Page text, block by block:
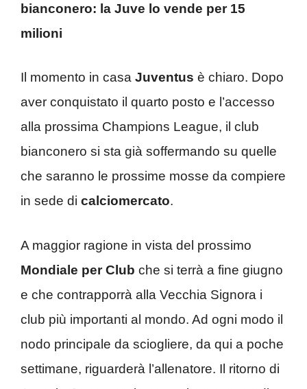
bianconero: la Juve lo vende per 15
milioni
Il momento in casa Juventus è chiaro. Dopo
aver conquistato il quarto posto e l’accesso
alla prossima Champions League, il club
bianconero si sta già soffermando su quelle
che saranno le prossime mosse da compiere
in sede di calciomercato.
A maggior ragione in vista del prossimo
Mondiale per Club che si terrà a fine giugno
e che contrapporrà alla Vecchia Signora i
club più importanti al mondo. Ad ogni modo il
nodo principale da sciogliere, da qui a poche
settimane, riguarderà l’allenatore. Il ritorno di